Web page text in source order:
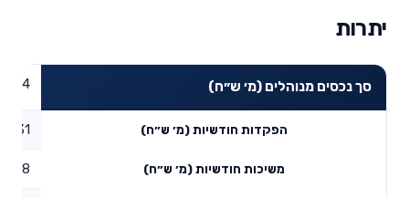
יתרות
סך נכסים מנוהלים (מ׳ ש״ח)
הפקדות חודשיות (מ׳ ש״ח) 0.31
משיכות חודשיות (מ׳ ש״ח) 0.18